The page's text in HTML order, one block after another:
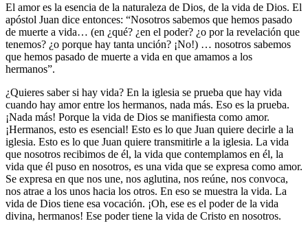
El amor es la esencia de la naturaleza de Dios, de la vida de Dios. El
apóstol Juan dice entonces: “Nosotros sabemos que hemos pasado
de muerte a vida… (en ¿qué? ¿en el poder? ¿o por la revelación que
tenemos? ¿o porque hay tanta unción? ¡No!) … nosotros sabemos
que hemos pasado de muerte a vida en que amamos a los
hermanos”.
¿Quieres saber si hay vida? En la iglesia se prueba que hay vida
cuando hay amor entre los hermanos, nada más. Eso es la prueba.
¡Nada más! Porque la vida de Dios se manifiesta como amor.
¡Hermanos, esto es esencial! Esto es lo que Juan quiere decirle a la
iglesia. Esto es lo que Juan quiere transmitirle a la iglesia. La vida
que nosotros recibimos de él, la vida que contemplamos en él, la
vida que él puso en nosotros, es una vida que se expresa como amor.
Se expresa en que nos une, nos aglutina, nos reúne, nos convoca,
nos atrae a los unos hacia los otros. En eso se muestra la vida. La
vida de Dios tiene esa vocación. ¡Oh, ese es el poder de la vida
divina, hermanos! Ese poder tiene la vida de Cristo en nosotros.